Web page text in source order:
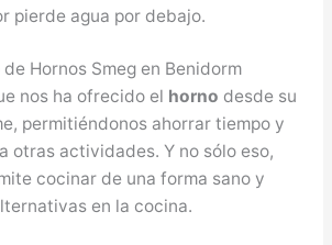
pierde agua por debajo.
Hornos Smeg en Benidorm
nos ha ofrecido el horno desde su
permitiéndonos ahorrar tiempo y
otras actividades. Y no sólo eso,
cocinar de una forma sano y
en la cocina.